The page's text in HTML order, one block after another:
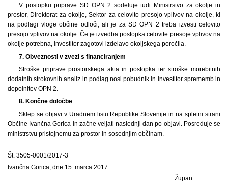
V postopku priprave SD OPN 2 sodeluje tudi Ministrstvo za okolje in
prostor, Direktorat za okolje, Sektor za celovito presojo vplivov na okolje, ki
na podlagi vloge občine odloči, ali je za SD OPN 2 treba izvesti celovito
presojo vplivov na okolje. Če je izvedba postopka celovite presoje vplivov na
okolje potrebna, investitor zagotovi izdelavo okoljskega poročila.
7. Obveznosti v zvezi s financiranjem
Stroške priprave prostorskega akta in postopka ter stroške morebitnih
dodatnih strokovnih analiz in podlag nosi pobudnik in investitor sprememb in
dopolnitev OPN 2.
8. Končne določbe
Sklep se objavi v Uradnem listu Republike Slovenije in na spletni strani
Občine Ivančna Gorica in začne veljati naslednji dan po objavi. Posreduje se
ministrstvu pristojnemu za prostor in sosednjim občinam.
Št. 3505-0001/2017-3
Ivančna Gorica, dne 15. marca 2017
Župan